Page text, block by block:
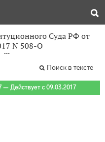
Суда РФ от
N 508-О
Поиск в тексте
— Действует с 09.03.2017